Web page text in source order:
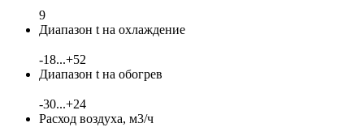
9
Диапазон t на охлаждение
-18...+52
Диапазон t на обогрев
-30...+24
Расход воздуха, м3/ч